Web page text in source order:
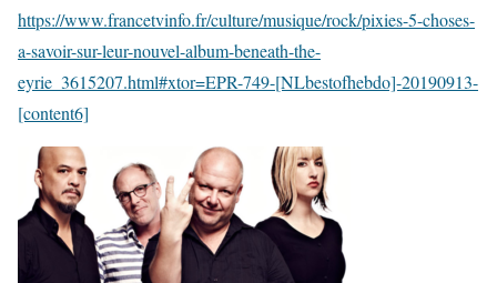
https://www.francetvinfo.fr/culture/musique/rock/pixies-5-choses-
a-savoir-sur-leur-nouvel-album-beneath-the-
eyrie_3615207.html#xtor=EPR-749-[NLbestofhebdo]-20190913-
[content6]